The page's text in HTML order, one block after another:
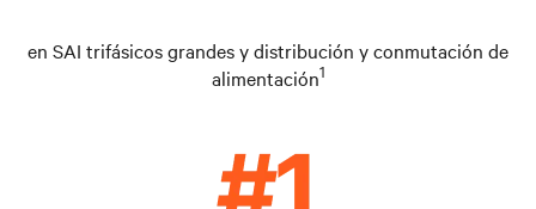
en SAI trifásicos grandes y distribución y conmutación de
alimentación1